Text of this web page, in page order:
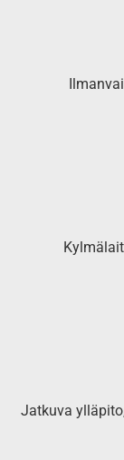
Jatkuva